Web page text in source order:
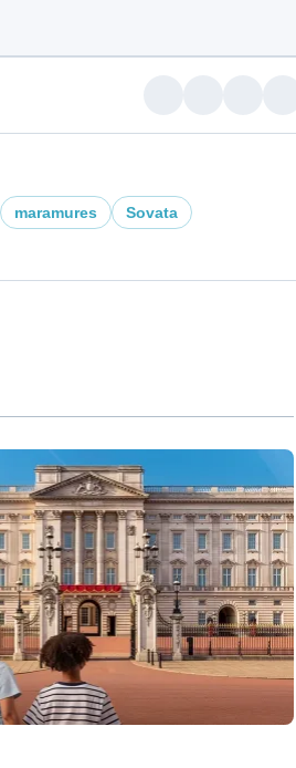
maramures
Sovata